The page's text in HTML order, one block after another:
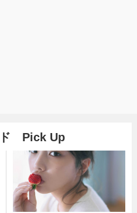
ド Pick Up